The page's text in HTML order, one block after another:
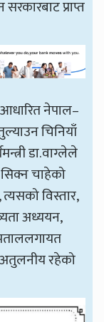
प्राप्त
आधारित नेपाल–
चिनियाँ
डा.वाग्लेले
चाहेको
विस्तार,
अध्ययन,
अतुलनीय रहेको